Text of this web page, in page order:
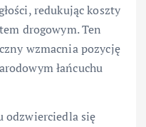
redukując koszty
drogowym. Ten
wzmacnia pozycję
łańcuchu
odzwierciedla się